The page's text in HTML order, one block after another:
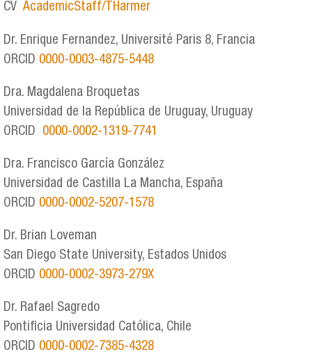
CV AcademicStaff/THarmer
Dr. Enrique Fernandez, Université Paris 8, Francia
ORCID 0000-0003-4875-5448
Dra. Magdalena Broquetas
Universidad de la República de Uruguay, Uruguay
ORCID 0000-0002-1319-7741
Dra. Francisco García González
Universidad de Castilla La Mancha, España
ORCID 0000-0002-5207-1578
Dr. Brian Loveman
San Diego State University, Estados Unidos
ORCID 0000-0002-3973-279X
Dr. Rafael Sagredo
Pontificia Universidad Católica, Chile
ORCID 0000-0002-7385-4328